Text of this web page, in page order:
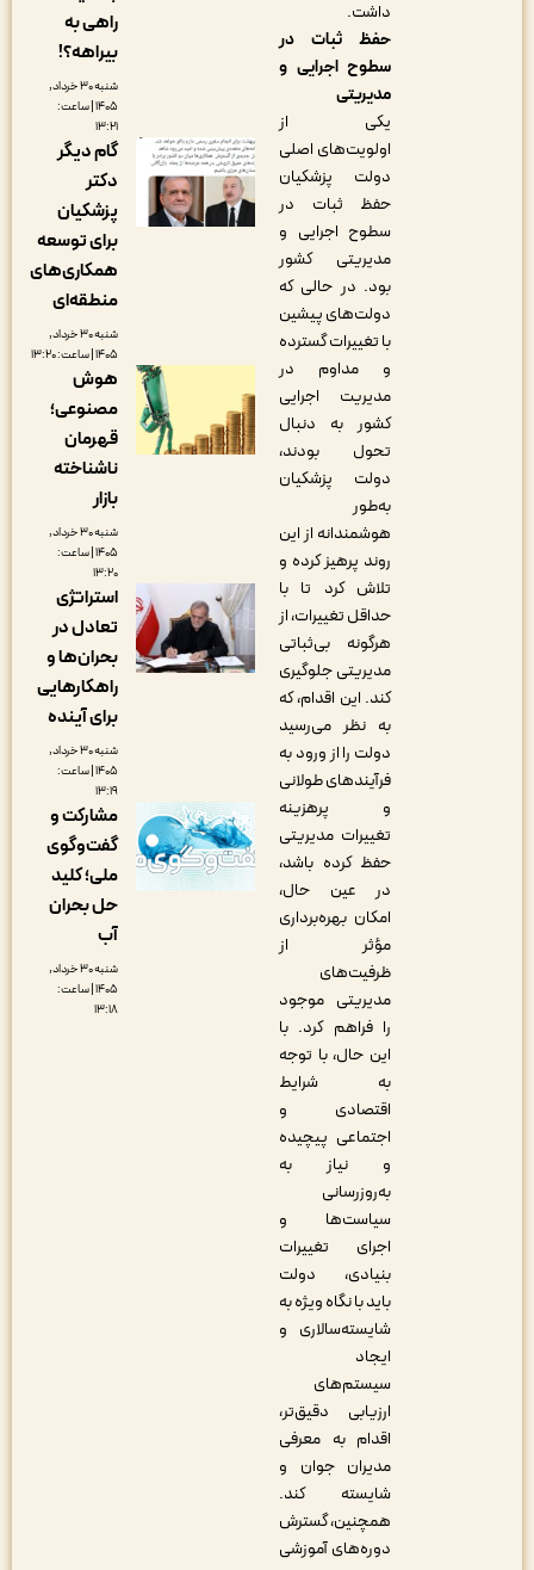
حفظ ثبات در
سطوح اجرایی و
مدیریتی
یکی از
اولویت‌های اصلی
دولت پزشکیان
حفظ ثبات در
سطوح اجرایی و
مدیریتی کشور
بود. در حالی که
دولت‌های پیشین
با تغییرات گسترده
و مداوم در
مدیریت اجرایی
کشور به دنبال
تحول بودند،
دولت پزشکیان
هوشمندانه از این
روند پرهیز کرده و
تلاش کرد تا با
حداقل تغییرات، از
هرگونه بی‌ثباتی
مدیریتی جلوگیری
کند. این اقدام، که
به نظر می‌رسید
دولت را از ورود به
فرآیندهای طولانی
و پرهزینه
تغییرات مدیریتی
حفظ کرده باشد،
در عین حال،
امکان بهره‌برداری
مؤثر از
ظرفیت‌های
مدیریتی موجود
را فراهم کرد. با
این حال، با توجه
به شرایط
اقتصادی و
اجتماعی پیچیده
و نیاز به
به‌روزرسانی
سیاست‌ها و
اجرای تغییرات
بنیادی، دولت
باید با نگاه ویژه به
شایسته‌سالاری و
سیستم‌های
ارزیابی دقیق‌تر،
اقدام به معرفی
مدیران جوان و
شایسته کند.
همچنین، گسترش
دوره‌های آموزشی
راهی به
بیراهه؟!
شنبه ۳۰ خرداد,
۱۴۰۵ | ساعت:
گام دیگر
دکتر
پزشکیان
برای توسعه
همکاری‌های
منطقه‌ای
شنبه ۳۰ خرداد,
هوش
مصنوعی؛
قهرمان
ناشناخته
شنبه ۳۰ خرداد,
۱۴۰۵ | ساعت:
استراتژی
تعادل در
بحران‌ها و
راهکارهایی
برای آینده
شنبه ۳۰ خرداد,
۱۴۰۵ | ساعت:
مشارکت و
گفت‌وگوی
ملی؛ کلید
حل بحران
شنبه ۳۰ خرداد,
۱۴۰۵ | ساعت: